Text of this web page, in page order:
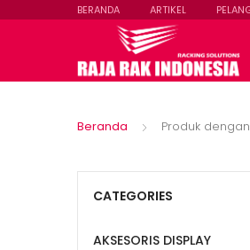
BERANDA ARTIKEL
Beranda Produk
CATEGORIES
AKSESORIS DISPLAY